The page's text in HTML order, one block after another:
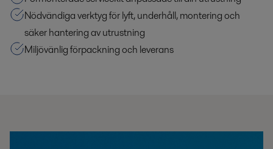
Nödvändiga verktyg för lyft, underhåll, montering och
säker hantering av utrustning
Miljövänlig förpackning och leverans